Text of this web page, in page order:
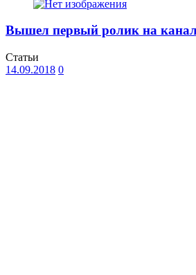
Вышел первый ролик на
Статьи
14.09.2018 0